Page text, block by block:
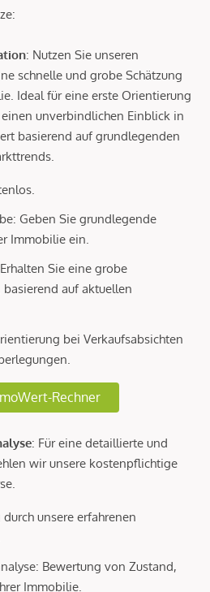
: Nutzen Sie unseren
schnelle und grobe Schätzung
Ideal für eine erste Orientierung
unverbindlichen Einblick in
basierend auf grundlegenden
Geben Sie grundlegende
Immobilie ein.
Sie eine grobe
auf aktuellen
bei Verkaufsabsichten
Rechner
: Für eine detaillierte und
wir unsere kostenpflichtige
unsere erfahrenen
Bewertung von Zustand,
Immobilie.